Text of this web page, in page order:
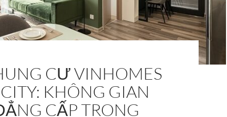
CƯ VINHOMES
KHÔNG GIAN
CẤP TRONG